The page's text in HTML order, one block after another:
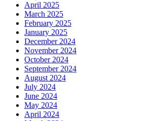
August 2024
July 2024
June 2024
May 2024
April 2024
March 2024
February 2024
January 2024
December 2023
November 2023
October 2023
September 2023
August 2023